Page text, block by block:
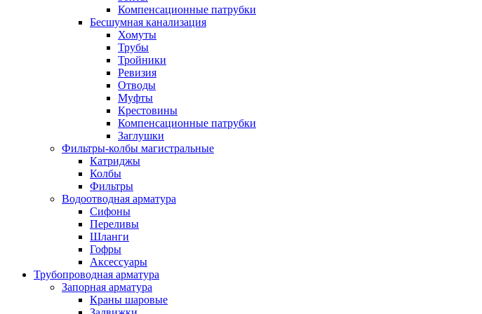
Компенсационные патрубки
Бесшумная канализация
Хомуты
Трубы
Тройники
Ревизия
Отводы
Муфты
Крестовины
Компенсационные патрубки
Заглушки
Фильтры-колбы магистральные
Катриджы
Колбы
Фильтры
Водоотводная арматура
Сифоны
Переливы
Шланги
Гофры
Аксессуары
Трубопроводная арматура
Запорная арматура
Краны шаровые